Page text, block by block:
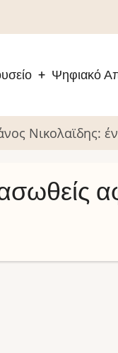
Ψηφιακό
Νικολαϊδης: